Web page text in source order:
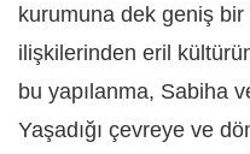
kurumuna dek geniş
ilişkilerinden eril
bu yapılanma, Sabiha
Yaşadığı çevreye ve